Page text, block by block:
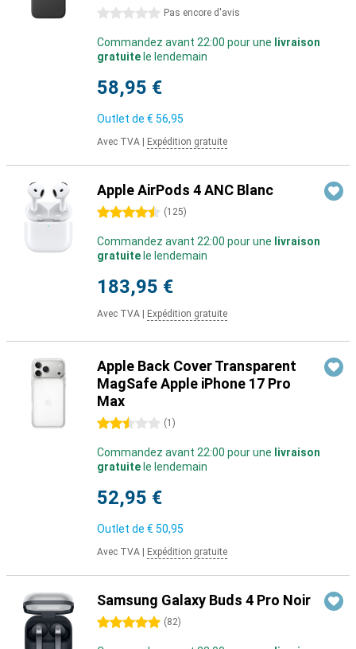
0 étoiles Pas encore d'avis
Commandez avant 22:00 pour une livraison
gratuite le lendemain
58,95 €
Outlet de € 56,95
Avec TVA Expédition gratuite
Apple AirPods 4 ANC Blanc
4.5 étoiles (125)
Commandez avant 22:00 pour une livraison
gratuite le lendemain
183,95 €
Avec TVA Expédition gratuite
Apple Back Cover Transparent
MagSafe Apple iPhone 17 Pro
Max
2.5 étoiles (1 )
Commandez avant 22:00 pour une livraison
gratuite le lendemain
52,95 €
Outlet de € 50,95
Avec TVA Expédition gratuite
Samsung Galaxy Buds 4 Pro Noir
5 étoiles (82)